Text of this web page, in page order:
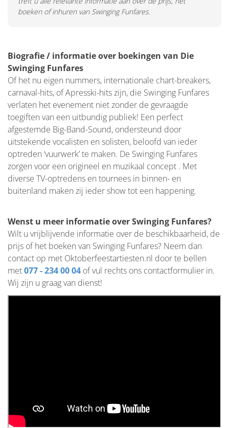
boeken of inhuren van Swinging Funfares.
Biografie / informatie over boekingen van Die
Swinging Funfares
Of het nu eigen nummers, internationale chart-breakers,
carnaval-hits, of Apresski-hits zijn, die Swinging Funfares
verlaten het evenement niet zonder de gevraagde
toegiften van een uitbundig publiek! Een perfect
afgestemde Big-Band-Sound, ondersteund door
uitstekende vocalisten en solisten, beloofd van ieder
optreden ‘vuurwerk’ te maken. De Swinging Funfares
zorgen voor een origineel en muzikaal concept . Met
diverse TV-optredens en tournees in binnen- en
buitenland maken zij ieder show tot een happening.
Wenst u meer informatie over Swinging Funfares?
Wilt u vrijblijvende informatie over de beschikbaarheid, de
prijs of het boeken van Swinging Funfares? Neem dan
contact op met Oktoberfeestartiesten.nl door te bellen
met077 - 234 00 04 of vul rechts ons contactformulier in.
Wij zijn u graag van dienst!